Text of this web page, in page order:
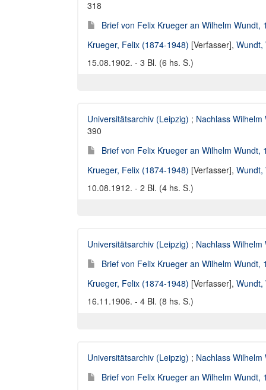
318
Brief von Felix Krueger an Wilhelm Wundt,
Krueger, Felix (1874-1948) [Verfasser], Wundt,
15.08.1902. - 3 Bl. (6 hs. S.)
Universitätsarchiv (Leipzig) ; Nachlass Wilhelm
390
Brief von Felix Krueger an Wilhelm Wundt,
Krueger, Felix (1874-1948) [Verfasser], Wundt,
10.08.1912. - 2 Bl. (4 hs. S.)
Universitätsarchiv (Leipzig) ; Nachlass Wilhelm
Brief von Felix Krueger an Wilhelm Wundt,
Krueger, Felix (1874-1948) [Verfasser], Wundt,
16.11.1906. - 4 Bl. (8 hs. S.)
Universitätsarchiv (Leipzig) ; Nachlass Wilhelm
Brief von Felix Krueger an Wilhelm Wundt,